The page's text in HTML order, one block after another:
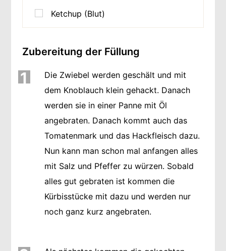
Ketchup (Blut)
Zubereitung der Füllung
1
Die Zwiebel werden geschält und mit
dem Knoblauch klein gehackt. Danach
werden sie in einer Panne mit Öl
angebraten. Danach kommt auch das
Tomatenmark und das Hackfleisch dazu.
Nun kann man schon mal anfangen alles
mit Salz und Pfeffer zu würzen. Sobald
alles gut gebraten ist kommen die
Kürbisstücke mit dazu und werden nur
noch ganz kurz angebraten.